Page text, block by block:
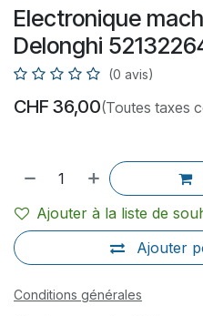
Electronique
Delonghi
(0 avis)
CHF 36,00(Toutes taxes
Ajouter
Ajouter à la liste de
Conditions générales